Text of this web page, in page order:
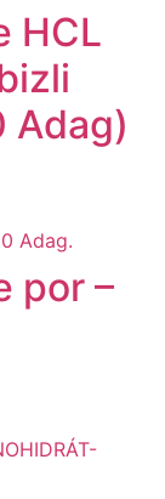
HCL
Adag)
por –